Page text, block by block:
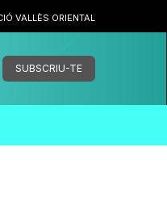
VALLÈS ORIENTAL
SUBSCRIU-TE